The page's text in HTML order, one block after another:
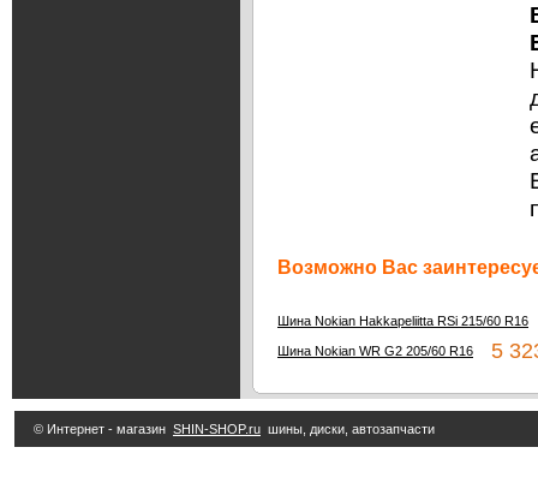
Возможно Вас
Шина Nokian Hakkapeliitta RSi 215/60 R16
Шина Nokian WR G2 205/60 R16 5
© Интернет - магазин SHIN-SHOP.ru шины, диски, автозапчасти